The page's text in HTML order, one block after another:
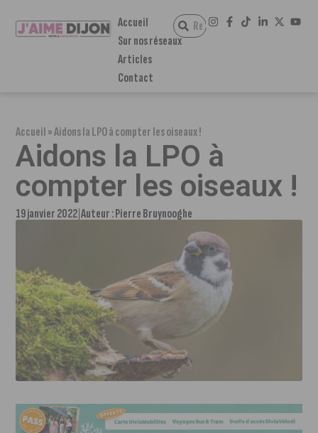
Accueil
Sur nos réseaux
Articles
Contact
Accueil»Aidons la LPO à compter les oiseaux !
Aidons la LPO à
compter les oiseaux !
19 janvier 2022 Auteur :Pierre Bruynooghe